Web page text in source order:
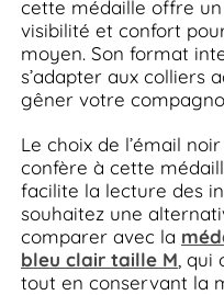
cette médaille offre
visibilité et confort
moyen. Son format
s’adapter aux colliers
gêner votre
Le choix de l’émail
confère à cette
facilite la lecture des
souhaitez une
comparer avec la
bleu clair taille M ,
tout en conservant la